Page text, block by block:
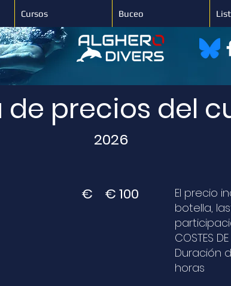
Cursos Buceo
de precios del
2026
€ € 100
El precio
botella,
COSTES
Duración
horas